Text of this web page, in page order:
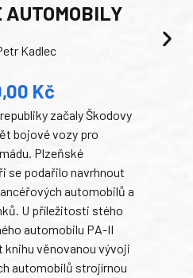
AUTOMOBILY
Kadlec
Kč
začaly Škodovy
bojové vozy pro
Plzeňské
se podařilo navrhnout
automobilů a
U příležitosti stého
automobilu PA-II
knihu věnovanou vývoji
automobilů strojírnou